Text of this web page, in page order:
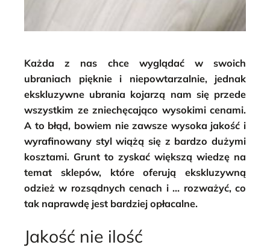
Każda z nas chce wyglądać w swoich
ubraniach pięknie i niepowtarzalnie, jednak
ekskluzywne ubrania kojarzą nam się przede
wszystkim ze zniechęcająco wysokimi cenami.
A to błąd, bowiem nie zawsze wysoka jakość i
wyrafinowany styl wiążą się z bardzo dużymi
kosztami. Grunt to zyskać większą wiedzę na
temat sklepów, które oferują ekskluzywną
odzież w rozsądnych cenach i … rozważyć, co
tak naprawdę jest bardziej opłacalne.
Jakość nie ilość